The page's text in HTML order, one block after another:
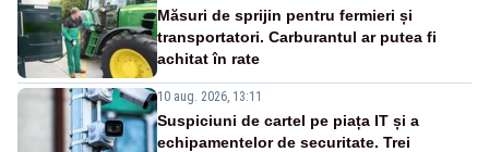
Măsuri de sprijin pentru fermieri și
transportatori. Carburantul ar putea fi
achitat în rate
10 aug. 2026, 13:11
Suspiciuni de cartel pe piața IT și a
echipamentelor de securitate. Trei